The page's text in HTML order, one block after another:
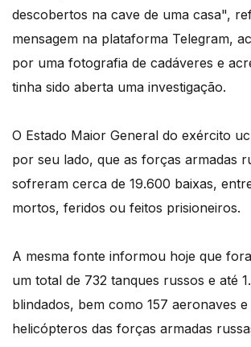
descobertos na cave de uma casa",
mensagem na plataforma Telegram,
por uma fotografia de cadáveres e
tinha sido aberta uma investigação.
O Estado Maior General do exército
por seu lado, que as forças armadas
sofreram cerca de 19.600 baixas,
mortos, feridos ou feitos prisioneiros.
A mesma fonte informou hoje que
um total de 732 tanques russos e até
blindados, bem como 157 aeronaves e
helicópteros das forças armadas